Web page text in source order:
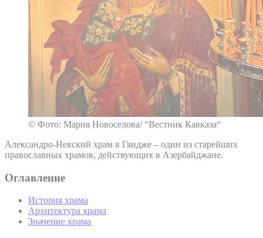
© Фото: Мария Новоселова/ “Вестник Кавказа“
Александро-Невский храм в Гяндже – один из старейших
православных храмов, действующих в Азербайджане.
Оглавление
История храма
Архитектура храма
Значение храма